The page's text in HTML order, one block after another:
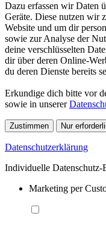
Dazu erfassen wir Daten
Geräte. Diese nutzen wir
Website und um dir
sowie zur Analyse der
deine verschlüsselten
dir über deren Online-
du deren Dienste bereits
Erkundige dich bitte vor
sowie in unserer
Zustimmen Nur
Datenschutzerklärung
Individuelle Datenschutz-
Marketing per